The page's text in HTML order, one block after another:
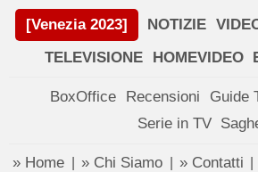
[Venezia 2023] NOTIZIE
TELEVISIONE
HOMEVIDEO
BoxOffice Recensioni Guide
Serie in TV
» Home » Chi Siamo » Contatti